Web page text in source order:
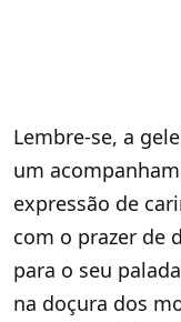
Lembre-se, a
um
expressão de
com o prazer de
para o seu
na doçura dos